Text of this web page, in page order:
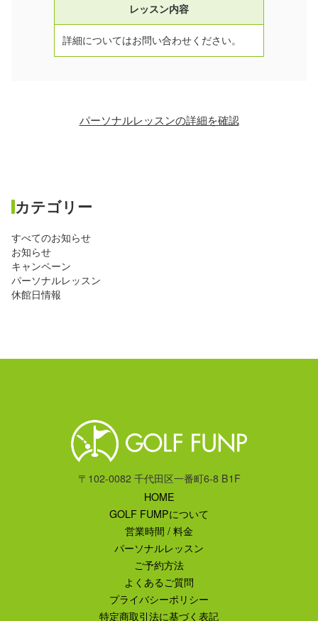
レッスン内容
詳細についてはお問い合わせください。
パーソナルレッスンの詳細を確認
カテゴリー
すべてのお知らせ
お知らせ
キャンペーン
パーソナルレッスン
休館日情報
〒102-0082 千代田区一番町6-8 B1F
HOME
GOLF FUMPについて
営業時間 / 料金
パーソナルレッスン
ご予約方法
よくあるご質問
プライバシーポリシー
特定商取引法に基づく表記